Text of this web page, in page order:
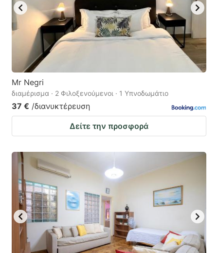
Mr Negri
διαμέρισμα · 2 Φιλοξενούμενοι · 1 Υπνοδωμάτιο
37 € /διανυκτέρευση
Δείτε την προσφορά